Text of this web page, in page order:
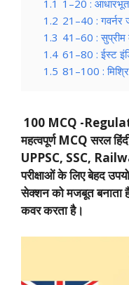
1.1 1–20 :
1.2 21–40 :
1.3 41–60 : सुप्रीम
1.4 61–80 : ईस्ट
1.5 81–100 :
100 MCQ -
महत्वपूर्ण MCQ सरल
UPPSC, SSC,
परीक्षाओं के लिए बेहद
सेक्शन को मजबूत बनाता
कवर करता है।